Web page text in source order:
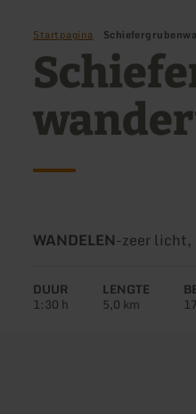
Startpagina
Soort
WANDELEN-zeer
DUUR
1:30 h
LENGTE
5,0 km